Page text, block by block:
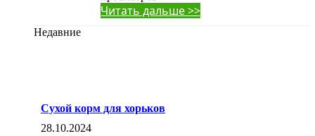
Читать дальше >>
Недавние
Сухой корм для хорьков
28.10.2024